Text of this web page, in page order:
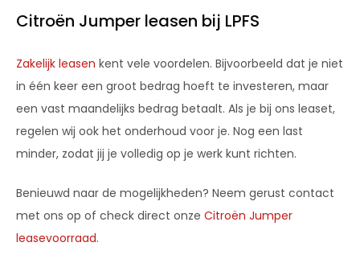
Citroën Jumper leasen bij LPFS
Zakelijk leasen kent vele voordelen. Bijvoorbeeld dat je niet
in één keer een groot bedrag hoeft te investeren, maar
een vast maandelijks bedrag betaalt. Als je bij ons leaset,
regelen wij ook het onderhoud voor je. Nog een last
minder, zodat jij je volledig op je werk kunt richten.
Benieuwd naar de mogelijkheden? Neem gerust contact
met ons op of check direct onze Citroën Jumper
leasevoorraad.